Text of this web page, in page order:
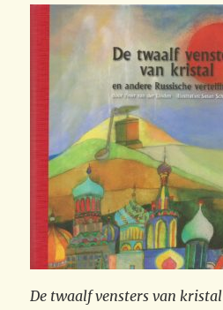
De twaalf vensters van kristal